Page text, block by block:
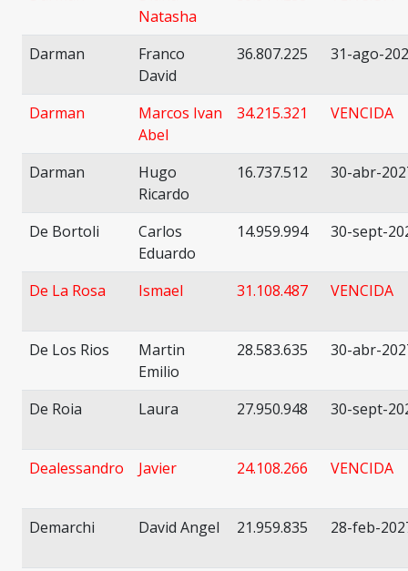
Natasha
Darman
Franco
David
36.807.225 31-ago-
Darman
Marcos Ivan
Abel
34.215.321 VENCIDA
Darman
Hugo
Ricardo
16.737.512 30-abr-
De Bortoli
Carlos
Eduardo
14.959.994 30-sept-
De La Rosa Ismael 31.108.487 VENCIDA
De Los Rios
Martin
Emilio
28.583.635 30-abr-
De Roia Laura 27.950.948 30-sept-
Dealessandro Javier 24.108.266 VENCIDA
Demarchi David Angel 21.959.835 28-feb-